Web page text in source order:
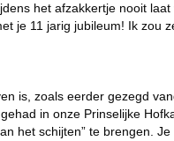
het afzakkertje nooit
je 11 jarig jubileum! Ik
is, zoals eerder gezegd
in onze Prinselijke
het schijten” te